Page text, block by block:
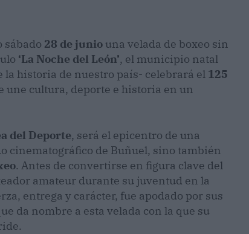
sábado 28 de junio una velada de boxeo sin
‘La Noche del León’, el municipio natal
la historia de nuestro país- celebrará el 125
une cultura, deporte e historia en un
del Deporte, será el epicentro de una
cinematográfico de Buñuel, sino también
. Antes de convertirse en figura clave del
amateur durante su juventud en la
entrega y carácter, fue apodado por sus
da nombre a esta velada con la que su